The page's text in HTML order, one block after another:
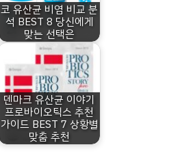
코 유산균 비염 비교 분
석 BEST 8 당신에게
맞는 선택은
덴마크 유산균 이야기
프로바이오틱스 추천
가이드 BEST 7 상황별
맞춤 추천